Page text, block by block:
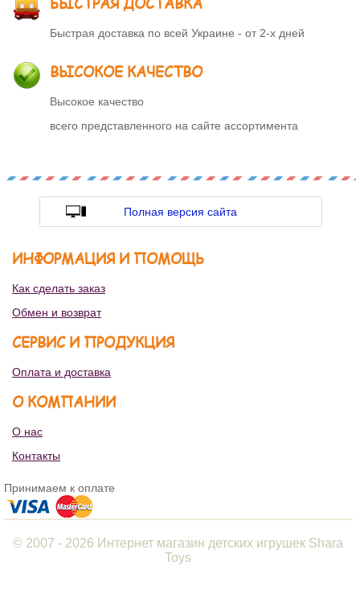
Быстрая доставка по всей Украине - от 2-х дней
ВЫСОКОЕ КАЧЕСТВО
Высокое качество
всего представленного на сайте ассортимента
Полная версия сайта
ИНФОРМАЦИЯ И ПОМОЩЬ
Как сделать заказ
Обмен и возврат
СЕРВИС И ПРОДУКЦИЯ
Оплата и доставка
О КОМПАНИИ
О нас
Контакты
Принимаем к оплате
© 2007 - 2026 Интернет магазин детских игрушек Shara
Toys